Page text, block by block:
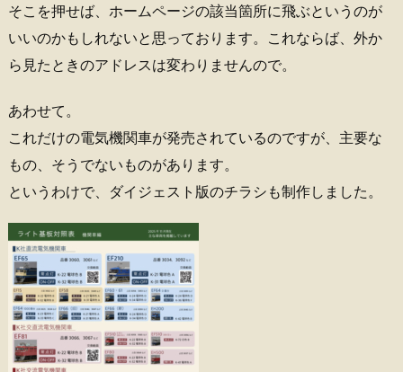
そこを押せば、ホームページの該当箇所に飛ぶというのが
いいのかもしれないと思っております。これならば、外か
ら見たときのアドレスは変わりませんので。
あわせて。
これだけの電気機関車が発売されているのですが、主要な
もの、そうでないものがあります。
というわけで、ダイジェスト版のチラシも制作しました。